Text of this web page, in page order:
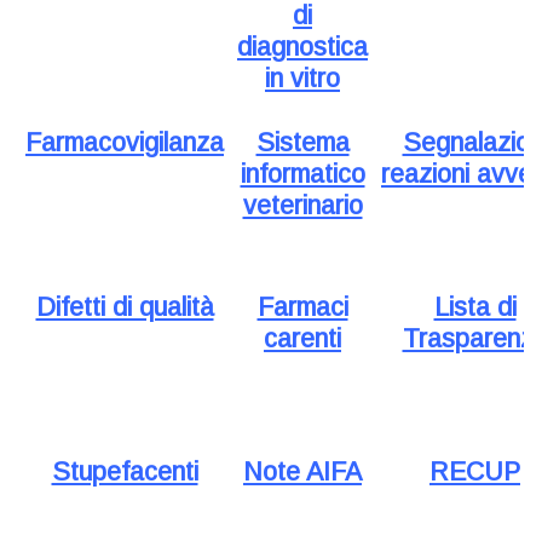
di
diagnostica
in vitro
Farmacovigilanza
Sistema
informatico
veterinario
reazioni
Difetti di qualità
Farmaci
carenti
Lista di
Stupefacenti Note AIFA RECUP